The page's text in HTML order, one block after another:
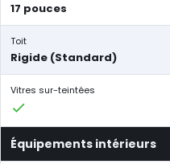
17 pouces
Toit
Rigide (Standard)
Vitres sur-teintées
Équipements intérieurs